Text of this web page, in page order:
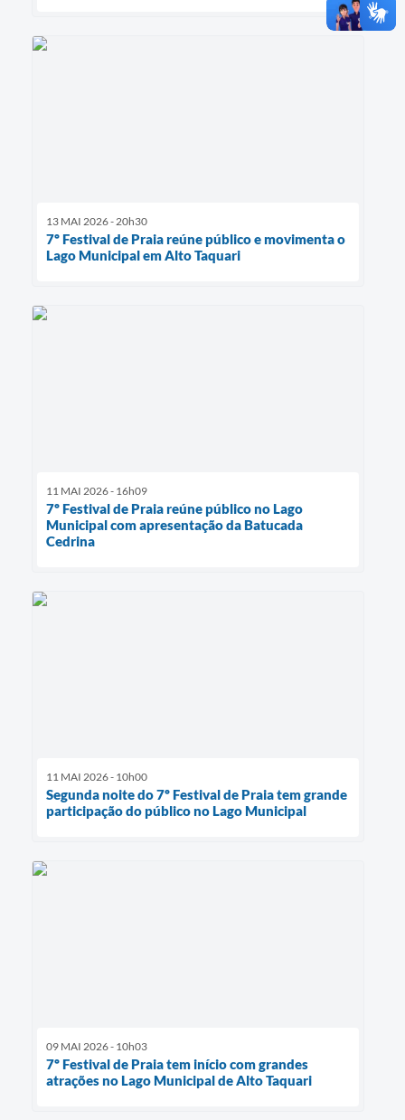
13 MAI 2026 - 20h30
7º Festival de Praia reúne público e movimenta o
Lago Municipal em Alto Taquari
11 MAI 2026 - 16h09
7º Festival de Praia reúne público no Lago
Municipal com apresentação da Batucada
Cedrina
11 MAI 2026 - 10h00
Segunda noite do 7º Festival de Praia tem grande
participação do público no Lago Municipal
09 MAI 2026 - 10h03
7º Festival de Praia tem início com grandes
atrações no Lago Municipal de Alto Taquari